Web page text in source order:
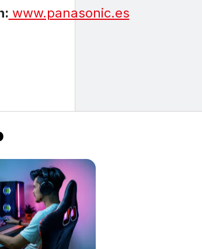
www.panasonic.es